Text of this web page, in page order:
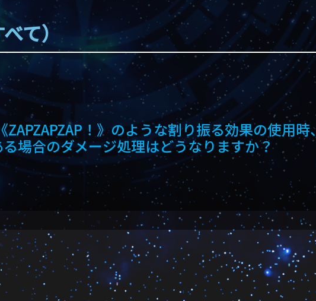
て）
！》のような割り振る効果の使用時、
場合のダメージ処理はどうなりますか？